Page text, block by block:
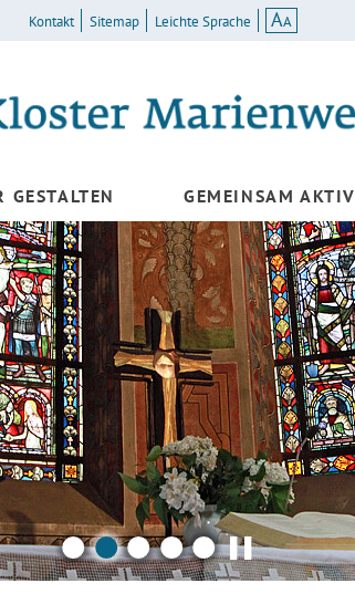
Kontakt Sitemap Leichte Sprache AA
GESTALTEN GEMEINSAM AKTIV
▌▌